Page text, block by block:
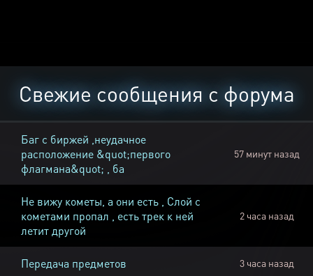
Свежие сообщения с форума
Баг с биржей ,неудачное
расположение &quot;первого
флагмана&quot; , ба
57 минут назад
Не вижу кометы, а они есть , Слой с
кометами пропал , есть трек к ней
летит другой
2 часа назад
Передача предметов 3 часа назад